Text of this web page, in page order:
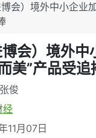
博会）境外中小企业
博会）境外
美”产品受追
俊
经
11月07日